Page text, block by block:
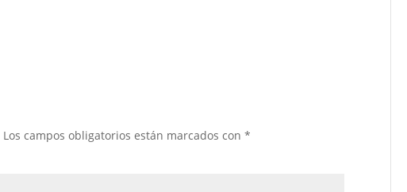
Los campos obligatorios están marcados con*